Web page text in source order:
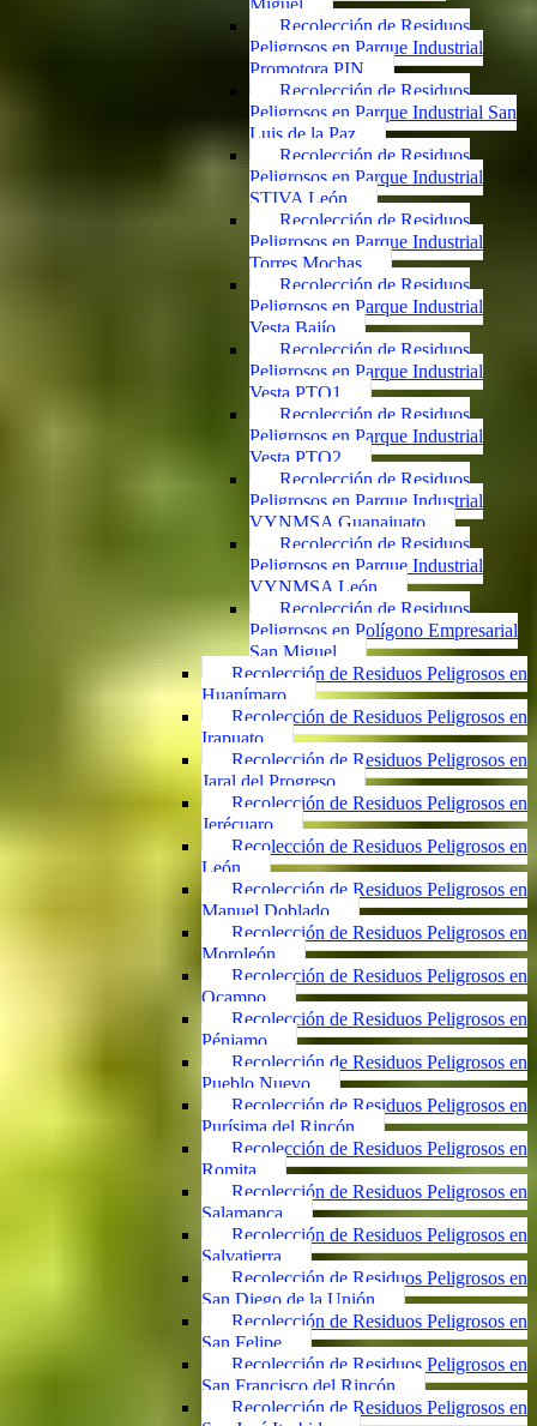
Miguel
Recolección de Residuos
Peligrosos en Parque Industrial
Promotora PIN
Recolección de Residuos
Peligrosos en Parque Industrial San
Luis de la Paz
Recolección de Residuos
Peligrosos en Parque Industrial
STIVA León
Recolección de Residuos
Peligrosos en Parque Industrial
Torres Mochas
Recolección de Residuos
Peligrosos en Parque Industrial
Vesta Bajío
Recolección de Residuos
Peligrosos en Parque Industrial
Vesta PTO1
Recolección de Residuos
Peligrosos en Parque Industrial
Vesta PTO2
Recolección de Residuos
Peligrosos en Parque Industrial
VYNMSA Guanajuato
Recolección de Residuos
Peligrosos en Parque Industrial
VYNMSA León
Recolección de Residuos
Peligrosos en Polígono Empresarial
San Miguel
Recolección de Residuos Peligrosos en
Huanímaro
Recolección de Residuos Peligrosos en
Irapuato
Recolección de Residuos Peligrosos en
Jaral del Progreso
Recolección de Residuos Peligrosos en
Jerécuaro
Recolección de Residuos Peligrosos en
León
Recolección de Residuos Peligrosos en
Manuel Doblado
Recolección de Residuos Peligrosos en
Moroleón
Recolección de Residuos Peligrosos en
Ocampo
Recolección de Residuos Peligrosos en
Pénjamo
Recolección de Residuos Peligrosos en
Pueblo Nuevo
Recolección de Residuos Peligrosos en
Purísima del Rincón
Recolección de Residuos Peligrosos en
Romita
Recolección de Residuos Peligrosos en
Salamanca
Recolección de Residuos Peligrosos en
Salvatierra
Recolección de Residuos Peligrosos en
San Diego de la Unión
Recolección de Residuos Peligrosos en
San Felipe
Recolección de Residuos Peligrosos en
San Francisco del Rincón
Recolección de Residuos Peligrosos en